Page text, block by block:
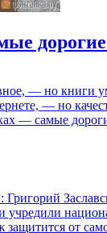
дорогие
— но книги
— но
— самые
учредили
защитится от